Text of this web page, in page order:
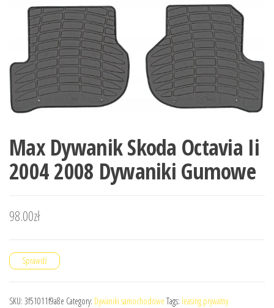
Max Dywanik Skoda Octavia Ii
2004 2008 Dywaniki Gumowe
98.00zł
Sprawdź
SKU: 3f51011f9a8e Category: Dywaniki samochodowe Tags: leasing prywatny